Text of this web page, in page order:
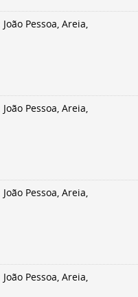
Pessoa, Areia,
Pessoa, Areia,
Pessoa, Areia,
Pessoa, Areia,